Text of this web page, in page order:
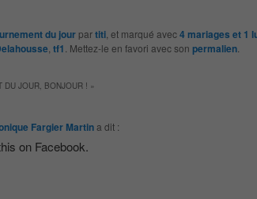
du jourpartiti, et marqué avec4 mariages et 1
, tf1. Mettez-le en favori avec son permalien.
DU JOUR, BONJOUR ! »
Fargier Martina dit :
on Facebook.